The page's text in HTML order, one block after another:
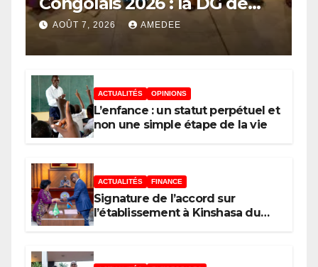
l’ANAPI Rachel PUNGU
mobilise les investisseurs
RDC, destination phare de
l’investissement en Afrique
AOÛT 7, 2026 AMEDEE
ACTUALITÉS OPINIONS
L’enfance : un statut perpétuel et
non une simple étape de la vie
ACTUALITÉS FINANCE
Signature de l’accord sur
l’établissement à Kinshasa du